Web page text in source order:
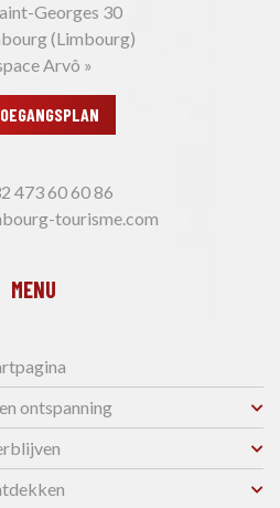
Georges 30
(Limbourg)
Arvô »
473 60 60 86
tourisme.com
MENU
ontspanning